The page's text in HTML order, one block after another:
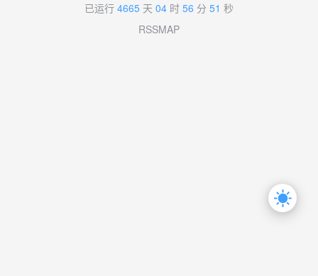
已运行 4665 天 04 时 56 分 51 秒
RSSMAP